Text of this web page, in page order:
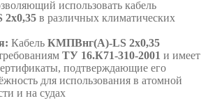
использовать кабель
в различных климатических
Кабель КМПВнг(А)-LS 2х0,35
ТУ 16.К71-310-2001 и имеет
подтверждающие его
для использования в атомной
и на судах